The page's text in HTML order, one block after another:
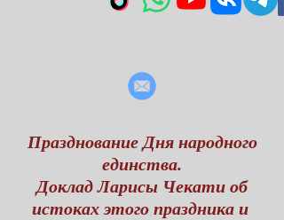
Празднование Дня народного
единства.
Доклад Ларисы Чекати об
истоках этого праздника и